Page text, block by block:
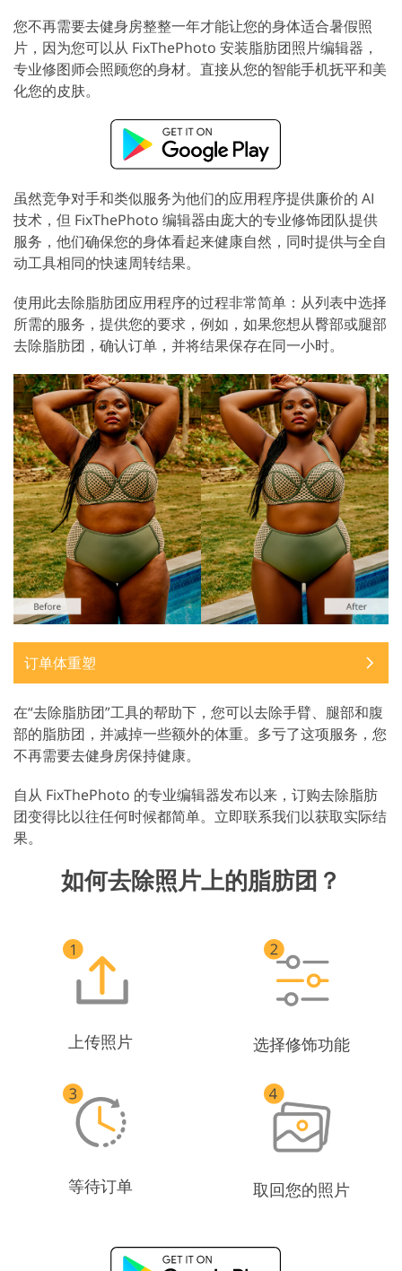
您不再需要去健身房整整一年才能让您的身体适合暑假照
片，因为您可以从 FixThePhoto 安装脂肪团照片编辑器，
专业修图师会照顾您的身材。直接从您的智能手机抚平和美
化您的皮肤。
虽然竞争对手和类似服务为他们的应用程序提供廉价的 AI
技术，但 FixThePhoto 编辑器由庞大的专业修饰团队提供
服务，他们确保您的身体看起来健康自然，同时提供与全自
动工具相同的快速周转结果。
使用此去除脂肪团应用程序的过程非常简单：从列表中选择
所需的服务，提供您的要求，例如，如果您想从臀部或腿部
去除脂肪团，确认订单，并将结果保存在同一小时。
订单体重塑
在“去除脂肪团”工具的帮助下，您可以去除手臂、腿部和腹
部的脂肪团，并减掉一些额外的体重。多亏了这项服务，您
不再需要去健身房保持健康。
自从 FixThePhoto 的专业编辑器发布以来，订购去除脂肪
团变得比以往任何时候都简单。立即联系我们以获取实际结
果。
如何去除照片上的脂肪团？
上传照片 选择修饰功能
等待订单 取回您的照片